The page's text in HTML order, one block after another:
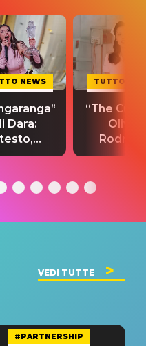
NEWS
Dara:
testo,
e
singolo
TUTTO
“The
Olivia
testo,
VEDI TUTTE
#PARTNERSHIP